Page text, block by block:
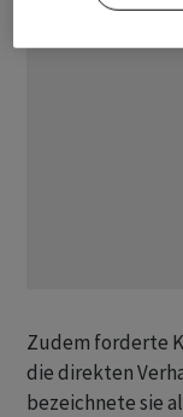
Zudem forderte
die direkten
bezeichnete sie